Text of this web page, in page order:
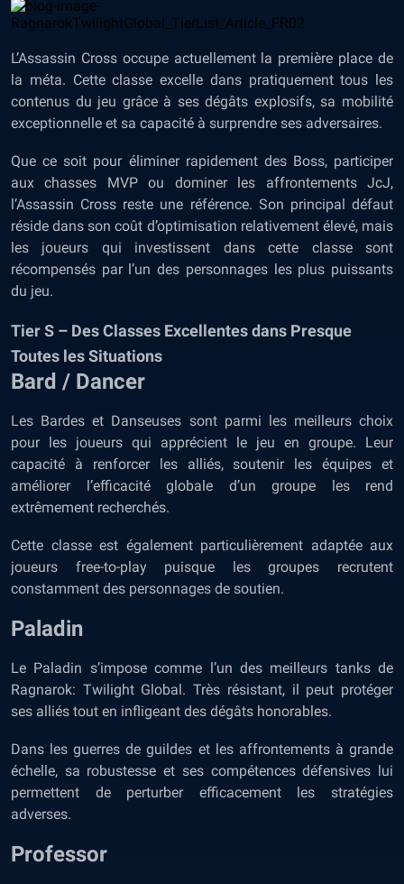
L’Assassin Cross occupe actuellement la première place de
la méta. Cette classe excelle dans pratiquement tous les
contenus du jeu grâce à ses dégâts explosifs, sa mobilité
exceptionnelle et sa capacité à surprendre ses adversaires.
Que ce soit pour éliminer rapidement des Boss, participer
aux chasses MVP ou dominer les affrontements JcJ,
l’Assassin Cross reste une référence. Son principal défaut
réside dans son coût d’optimisation relativement élevé, mais
les joueurs qui investissent dans cette classe sont
récompensés par l’un des personnages les plus puissants
du jeu.
Tier S – Des Classes Excellentes dans Presque
Toutes les Situations
Bard / Dancer
Les Bardes et Danseuses sont parmi les meilleurs choix
pour les joueurs qui apprécient le jeu en groupe. Leur
capacité à renforcer les alliés, soutenir les équipes et
améliorer l’efficacité globale d’un groupe les rend
extrêmement recherchés.
Cette classe est également particulièrement adaptée aux
joueurs free-to-play puisque les groupes recrutent
constamment des personnages de soutien.
Paladin
Le Paladin s’impose comme l’un des meilleurs tanks de
Ragnarok: Twilight Global. Très résistant, il peut protéger
ses alliés tout en infligeant des dégâts honorables.
Dans les guerres de guildes et les affrontements à grande
échelle, sa robustesse et ses compétences défensives lui
permettent de perturber efficacement les stratégies
adverses.
Professor